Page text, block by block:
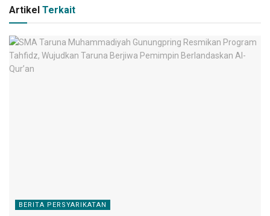
Artikel Terkait
BERITA PERSYARIKATAN